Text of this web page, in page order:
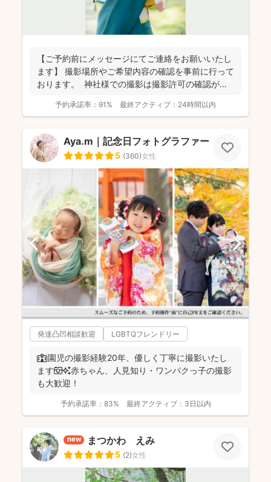
【ご予約前にメッセージにてご連絡をお願いいたし
ます】 撮影場所やご希望内容の確認を事前に行って
おります。 神社様での撮影は撮影許可の確認が必
予約承諾率： 91% 最終アクティブ： 24時間以内
Aya.m｜記念日フォトグラファー
5 (360)女性
発達凸凹相談歓迎 LGBTQフレンドリー
🏫園児の撮影経験20年、優しく丁寧に撮影いたし
ます📷✨赤ちゃん、人見知り・ワンパクっ子の撮影
も大歓迎！
予約承諾率： 83% 最終アクティブ： 3日以内
new まつかわ えみ
5 (2)女性